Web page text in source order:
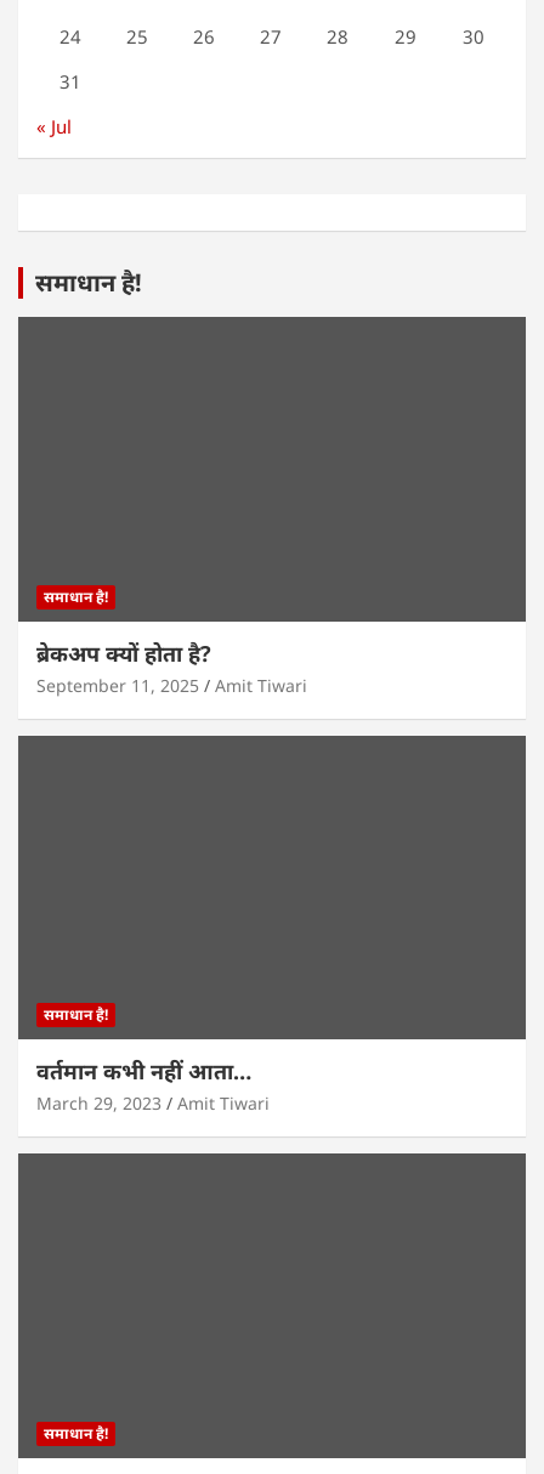
24
25 26 27 28 29
30
31
« Jul
समाधान है!
समाधान है!
ब्रेकअप क्यों होता है?
September 11, 2025 Amit Tiwari
समाधान है!
वर्तमान कभी नहीं आता…
March 29, 2023 Amit Tiwari
समाधान है!